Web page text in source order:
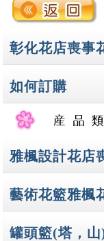
彰化花店喪事
如何訂購
雅楓設計花店
藝術花籃雅楓
罐頭籃(塔，